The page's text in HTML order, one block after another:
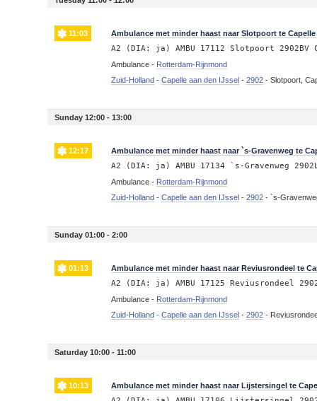
11:03 Ambulance met minder haast naar Slotpoort te
A2 (DIA: ja) AMBU 17112 Slotpoort 2902BV
Ambulance - Rotterdam-Rijnmond
Zuid-Holland -Capelle aan den IJssel -2902 -Slotpoort,
Sunday 12:00 - 13:00
12:17 Ambulance met minder haast naar `s-Gravenweg te
A2 (DIA: ja) AMBU 17134 `s-Gravenweg
Ambulance - Rotterdam-Rijnmond
Zuid-Holland -Capelle aan den IJssel -2902 -`s-
Sunday 01:00 - 2:00
01:13 Ambulance met minder haast naar Reviusrondeel te
A2 (DIA: ja) AMBU 17125 Reviusrondeel
Ambulance - Rotterdam-Rijnmond
Zuid-Holland -Capelle aan den IJssel -2902 -
Saturday 10:00 - 11:00
10:13 Ambulance met minder haast naar Lijstersingel te